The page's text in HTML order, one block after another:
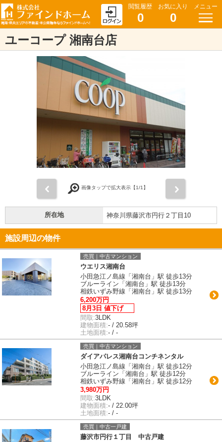
閲覧履歴
0
お気に入り
0
メニュー
ユーコープ 湘南台店
画像タップで拡大表示【1/1】
所在地 神奈川県藤沢市円行２丁目10
施設周辺の物件
売買｜中古マンション
ウエリス湘南台
小田急江ノ島線「湘南台」駅 徒歩13分
ブルーライン「湘南台」駅 徒歩13分
相鉄いずみ野線「湘南台」駅 徒歩13分
6,200万円
8月3日 値下げ
間取:3LDK
建物面積:- / 20.58坪
土地面積:- / -
売買｜中古マンション
ダイアパレス湘南台コンチネンタル
小田急江ノ島線「湘南台」駅 徒歩12分
ブルーライン「湘南台」駅 徒歩12分
相鉄いずみ野線「湘南台」駅 徒歩12分
3,980万円
間取:3LDK
建物面積:- / 22.00坪
土地面積:- / -
売買｜中古一戸建
藤沢市円行１丁目 中古戸建